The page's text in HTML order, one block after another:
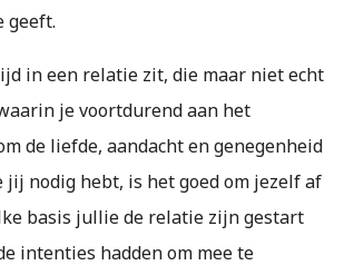
geeft.
in een relatie zit, die maar niet echt
je voortdurend aan het
de liefde, aandacht en genegenheid
jij nodig hebt, is het goed om jezelf af
basis jullie de relatie zijn gestart
intenties hadden om mee te